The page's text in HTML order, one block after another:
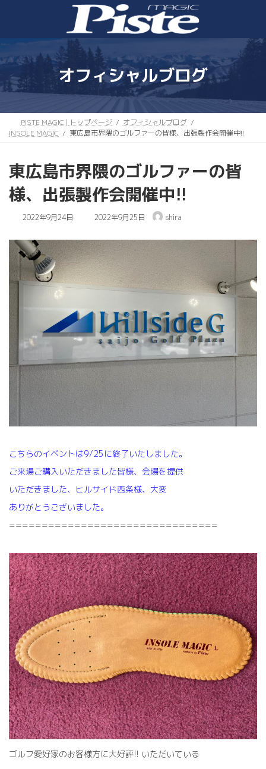
ン
へ
キ
プ
ー
ョ
に
動
オフィシャルブログ
PISTE MAGIC | トップページ
オフィシャルブログ
INSOLE MAGIC
東広島市界隈のゴルファーの皆様、出張製作会開催中!!
東広島市界隈のゴルファーの皆
様、出張製作会開催中!!
2022年9月24日
最
新
日
時
:
2022年9月25日 shira
こちらのイベントは9/25に終了いたしました。
ご来場ご購入いただきました皆様、会場を提供
いただきました、ヒルサイド西条様、大変
ありがとうございました。
================================
ゴルフ愛好家のお客様方に大好評!! いただいている